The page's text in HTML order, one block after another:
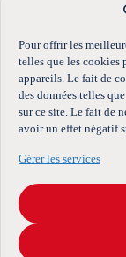
Pour offrir les
telles que les cookies
appareils. Le fait de
des données telles
sur ce site. Le fait de
avoir un effet négatif
Gérer les services